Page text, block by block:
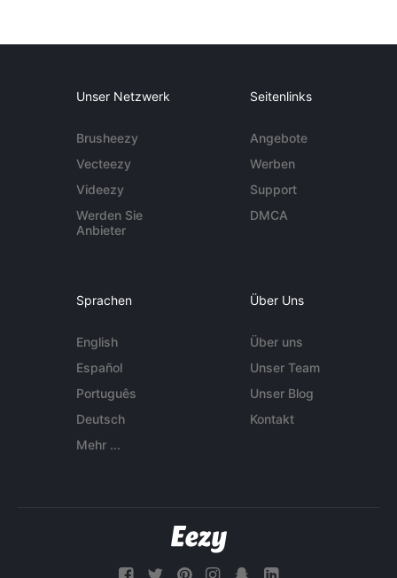
Unser Netzwerk
Brusheezy
Vecteezy
Videezy
Werden Sie
Anbieter
Seitenlinks
Angebote
Werben
Support
DMCA
Sprachen
English
Español
Português
Deutsch
Mehr ...
Über Uns
Über uns
Unser Team
Unser Blog
Kontakt